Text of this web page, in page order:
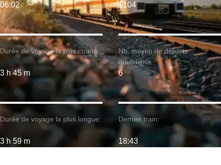
Durée de voyage la plus courte:
3 h 45 m
06:02
Durée de voyage la plus longue:
3 h 59 m
$104
Nb. moyen de départs
quotidiens:
6
Dernier train:
18:43